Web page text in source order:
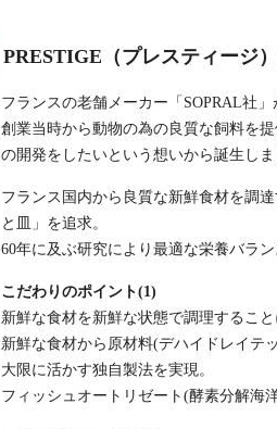
PRESTIGE（プレスティージ
フランスの老舗メーカー「SOPRAL社
創業当時から動物の為の良質な飼料を
の開発をしたいという想いから誕生しま
フランス国内から良質な新鮮食材を調
と皿」を追求。
60年に及ぶ研究により最適な栄養バラ
こだわりのポイント(1)
新鮮な食材を新鮮な状態で調理するこ
新鮮な食材から原材料(デハイドレイテ
大限に活かす独自製法を実現。
フィッシュオートリゼート(酵素分解海